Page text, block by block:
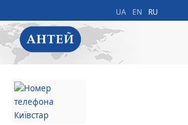
UA EN RU